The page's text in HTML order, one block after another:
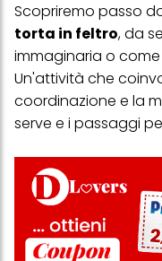
Scopriremo passo
torta in feltro, da
immaginaria o
Un'attività che
coordinazione e la
serve e i passaggi